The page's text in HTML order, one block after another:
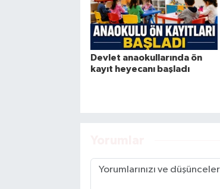
Devlet anaokullarında ön
kayıt heyecanı başladı